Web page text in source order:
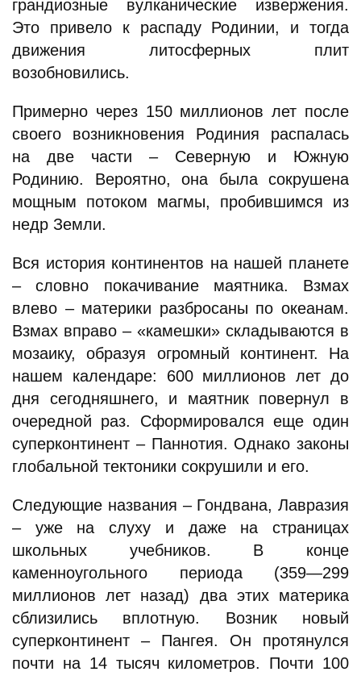
грандиозные вулканические извержения.
Это привело к распаду Родинии, и тогда
движения литосферных плит
возобновились.
Примерно через 150 миллионов лет после
своего возникновения Родиния распалась
на две части – Северную и Южную
Родинию. Вероятно, она была сокрушена
мощным потоком магмы, пробившимся из
недр Земли.
Вся история континентов на нашей планете
– словно покачивание маятника. Взмах
влево – материки разбросаны по океанам.
Взмах вправо – «камешки» складываются в
мозаику, образуя огромный континент. На
нашем календаре: 600 миллионов лет до
дня сегодняшнего, и маятник повернул в
очередной раз. Сформировался еще один
суперконтинент – Паннотия. Однако законы
глобальной тектоники сокрушили и его.
Следующие названия – Гондвана, Лавразия
– уже на слуху и даже на страницах
школьных учебников. В конце
каменноугольного периода (359—299
миллионов лет назад) два этих материка
сблизились вплотную. Возник новый
суперконтинент – Пангея. Он протянулся
почти на 14 тысяч километров. Почти 100